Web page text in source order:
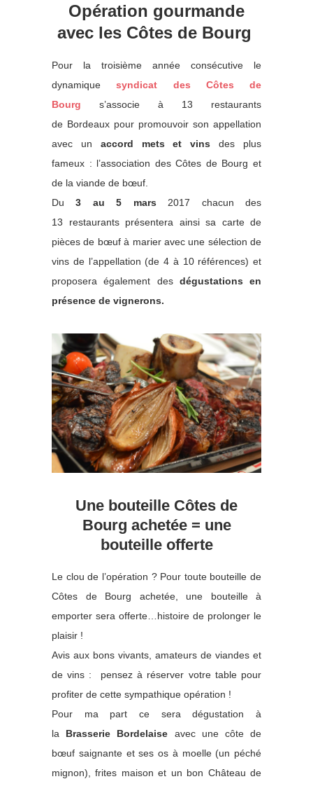
Opération gourmande
avec les Côtes de Bourg
Pour la troisième année consécutive le
dynamiquesyndicat des Côtes de
Bourg s’associe à 13 restaurants
de Bordeaux pour promouvoir son appellation
avec un accord mets et vins des plus
fameux : l’association des Côtes de Bourg et
de la viande de bœuf.
Du3 au 5 mars 2017 chacun des
13 restaurants présentera ainsi sa carte de
pièces de bœuf à marier avec une sélection de
vins de l’appellation (de 4 à 10 références) et
proposera également des dégustations en
présence de vignerons.
Une bouteille Côtes de
Bourg achetée = une
bouteille offerte
Le clou de l’opération ? Pour toute bouteille de
Côtes de Bourg achetée, une bouteille à
emporter sera offerte…histoire de prolonger le
plaisir !
Avis aux bons vivants, amateurs de viandes et
de vins : pensez à réserver votre table pour
profiter de cette sympathique opération !
Pour ma part ce sera dégustation à
la Brasserie Bordelaise avec une côte de
bœuf saignante et ses os à moelle (un péché
mignon), frites maison et un bon Château de